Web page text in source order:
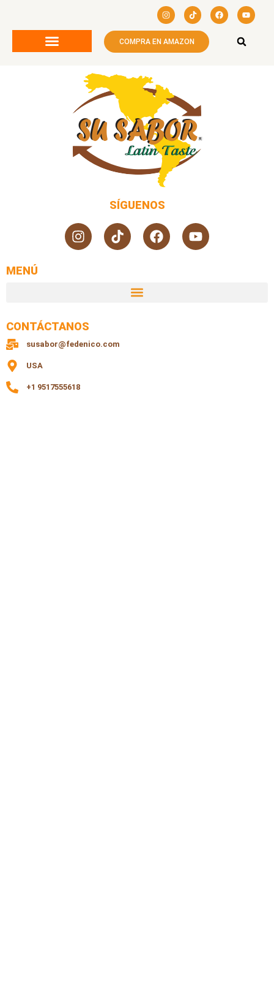
COMPRA EN AMAZON
SÍGUENOS
MENÚ
CONTÁCTANOS
susabor@fedenico.com
USA
+1 9517555618